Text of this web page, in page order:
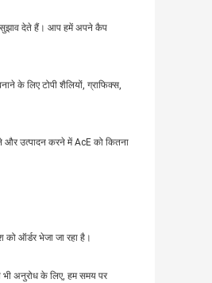
सुझाव देते हैं। आप हमें अपने कैप
के लिए टोपी शैलियों, ग्राफिक्स,
और उत्पादन करने में AcE को कितना
ऑर्डर भेजा जा रहा है।
भी अनुरोध के लिए, हम समय पर